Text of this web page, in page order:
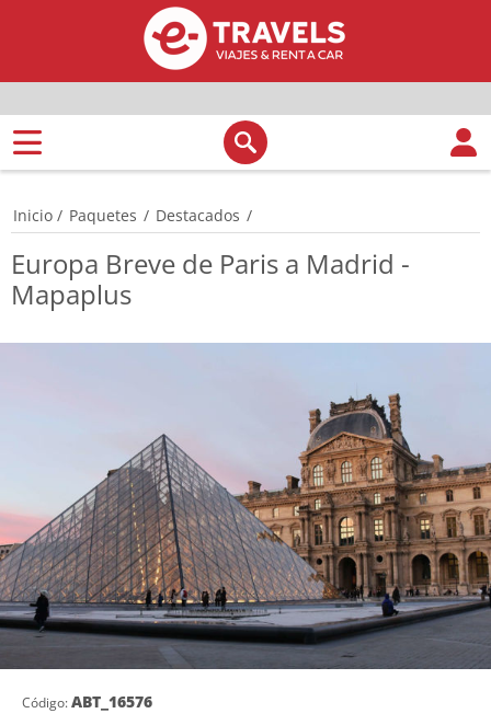
Inicio / Paquetes / Destacados /
Europa Breve de Paris a Madrid -
Mapaplus
Código:ABT_16576